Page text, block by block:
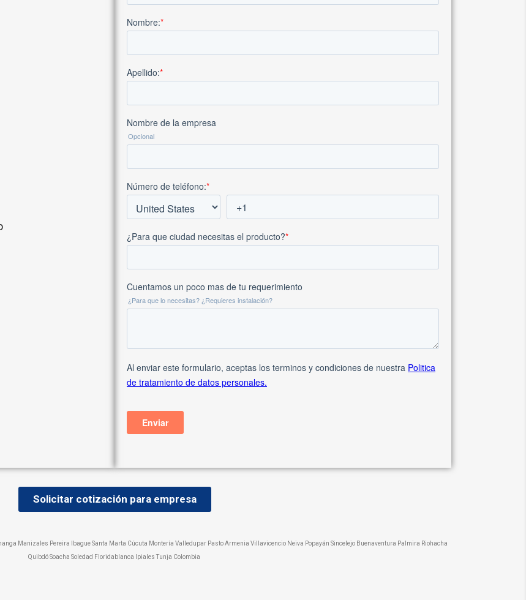
Solicitar cotización para empresa
Manizales Pereira Ibague Santa Marta Cúcuta Montería Valledupar Pasto Armenia Villavicencio Neiva Popayán Sincelejo Buenaventura Palmira Riohacha
Quibdó Soacha Soledad Floridablanca Ipiales Tunja Colombia